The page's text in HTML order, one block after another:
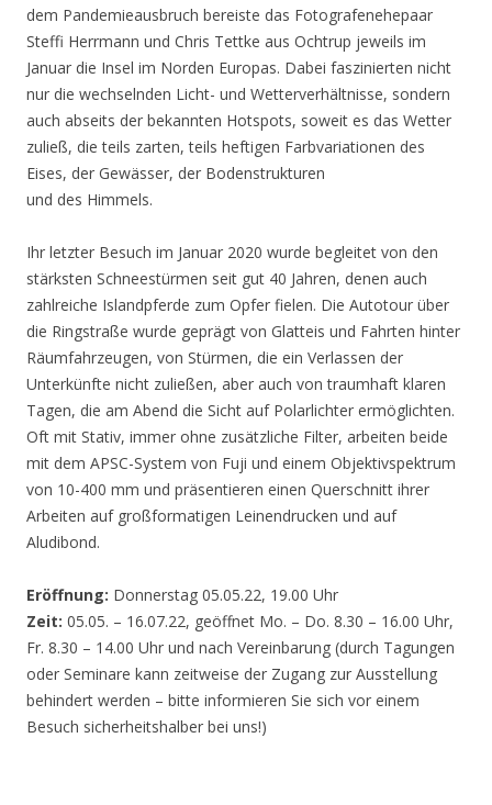
dem Pandemieausbruch bereiste das Fotografenehepaar
Steffi Herrmann und Chris Tettke aus Ochtrup jeweils im
Januar die Insel im Norden Europas. Dabei faszinierten nicht
nur die wechselnden Licht- und Wetterverhältnisse, sondern
auch abseits der bekannten Hotspots, soweit es das Wetter
zuließ, die teils zarten, teils heftigen Farbvariationen des
Eises, der Gewässer, der Bodenstrukturen
und des Himmels.
Ihr letzter Besuch im Januar 2020 wurde begleitet von den
stärksten Schneestürmen seit gut 40 Jahren, denen auch
zahlreiche Islandpferde zum Opfer fielen. Die Autotour über
die Ringstraße wurde geprägt von Glatteis und Fahrten hinter
Räumfahrzeugen, von Stürmen, die ein Verlassen der
Unterkünfte nicht zuließen, aber auch von traumhaft klaren
Tagen, die am Abend die Sicht auf Polarlichter ermöglichten.
Oft mit Stativ, immer ohne zusätzliche Filter, arbeiten beide
mit dem APSC-System von Fuji und einem Objektivspektrum
von 10-400 mm und präsentieren einen Querschnitt ihrer
Arbeiten auf großformatigen Leinendrucken und auf
Aludibond.
Eröffnung: Donnerstag 05.05.22, 19.00 Uhr
Zeit: 05.05. – 16.07.22, geöffnet Mo. – Do. 8.30 – 16.00 Uhr,
Fr. 8.30 – 14.00 Uhr und nach Vereinbarung (durch Tagungen
oder Seminare kann zeitweise der Zugang zur Ausstellung
behindert werden – bitte informieren Sie sich vor einem
Besuch sicherheitshalber bei uns!)